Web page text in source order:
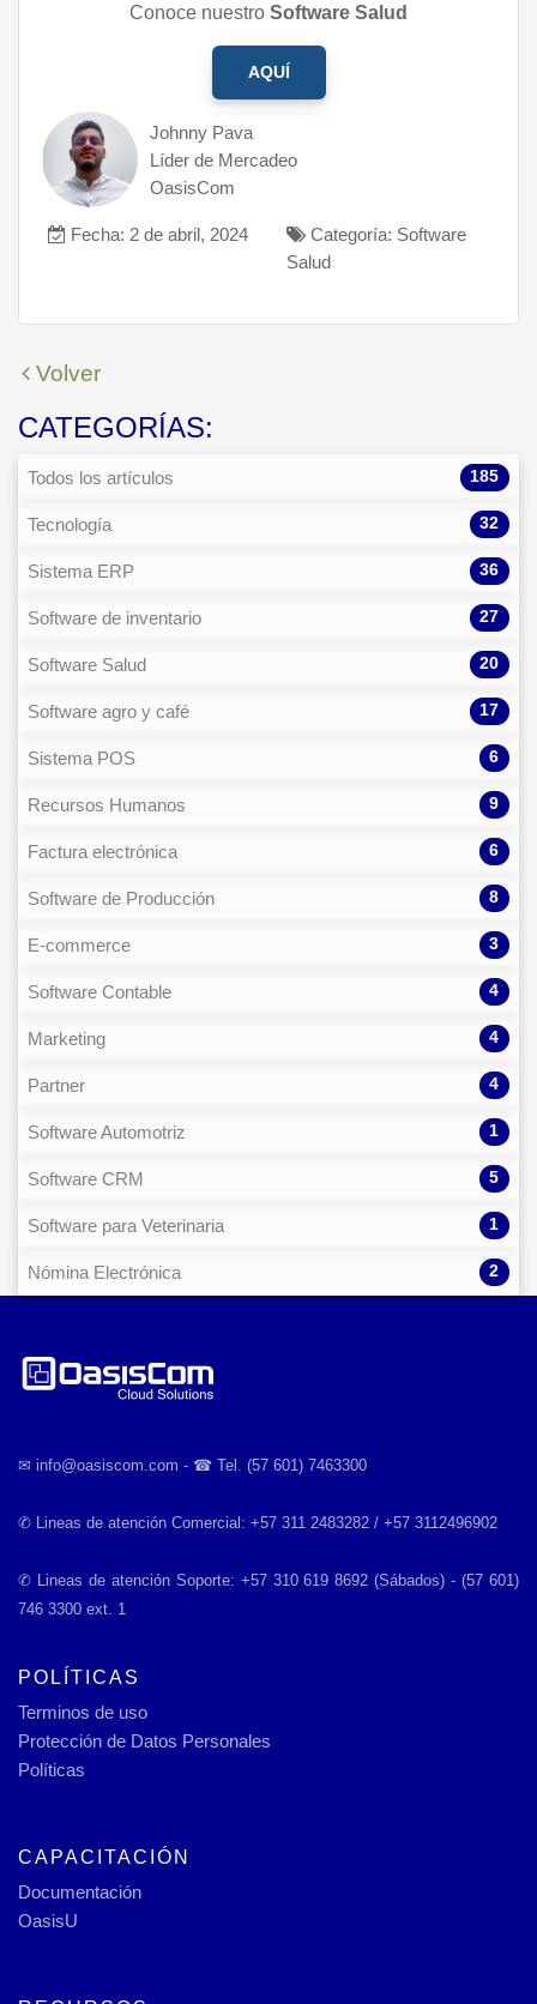
Conoce nuestro Software Salud
AQUÍ
Johnny Pava
Líder de Mercadeo
OasisCom
Fecha: 2 de abril, 2024
Categoría: Software
Salud
Volver
CATEGORÍAS:
Todos los artículos 185
Tecnología 32
Sistema ERP 36
Software de inventario 27
Software Salud 20
Software agro y café 17
Sistema POS 6
Recursos Humanos 9
Factura electrónica 6
Software de Producción 8
E-commerce 3
Software Contable 4
Marketing 4
Partner 4
Software Automotriz 1
Software CRM 5
Software para Veterinaria 1
Nómina Electrónica 2
✉︎ info@oasiscom.com - ☎︎ Tel. (57 601) 7463300
✆ Lineas de atención Comercial: +57 311 2483282 / +57 3112496902
✆ Lineas de atención Soporte: +57 310 619 8692 (Sábados) - (57 601)
746 3300 ext. 1
POLÍTICAS
Terminos de uso
Protección de Datos Personales
Políticas
CAPACITACIÓN
Documentación
OasisU